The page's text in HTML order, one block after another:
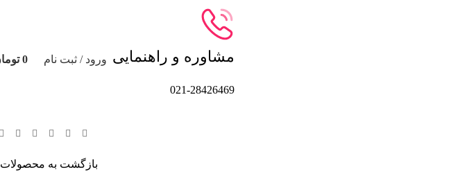
مشاوره و راهنمایی
021-28426469
ورود / ثبت نام 0
بازگشت به محصولات